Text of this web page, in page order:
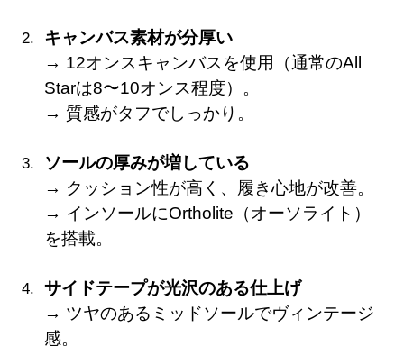
キャンバス素材が分厚い
→ 12オンスキャンバスを使用（通常のAll
Starは8〜10オンス程度）。
→ 質感がタフでしっかり。
ソールの厚みが増している
→ クッション性が高く、履き心地が改善。
→ インソールにOrtholite（オーソライト）
を搭載。
サイドテープが光沢のある仕上げ
→ ツヤのあるミッドソールでヴィンテージ
感。